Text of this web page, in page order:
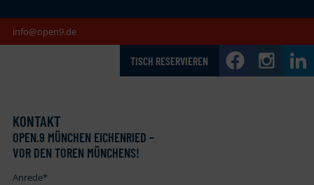
info@open9.de
TISCH RESERVIEREN
KONTAKT
OPEN.9 MÜNCHEN EICHENRIED –
VOR DEN TOREN MÜNCHENS!
Anrede*